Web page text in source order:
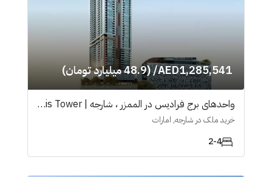
AED1,285,541/ (48.9 میلیارد تومان)
واحدهای برج فرادیس در الممزر ، شارجه | Faradis Tower
خرید ملک در شارجه, امارات
2-4